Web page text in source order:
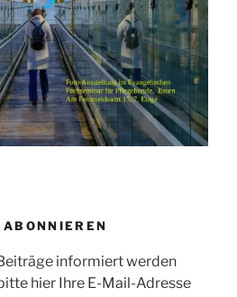
informiert werden
hier Ihre E-Mail-Adresse